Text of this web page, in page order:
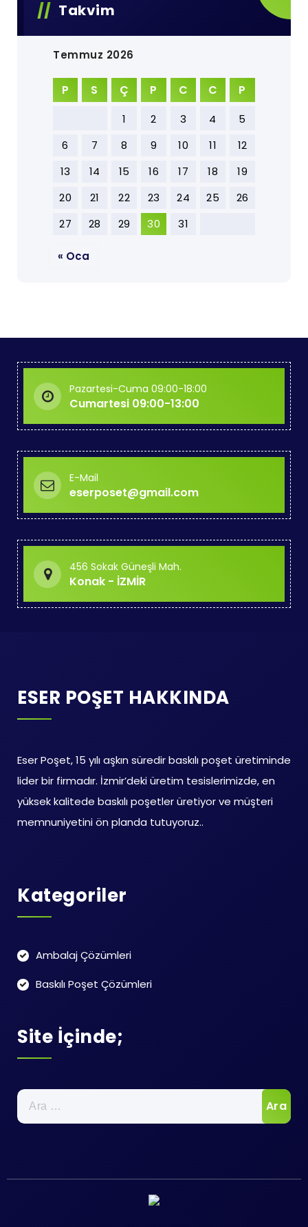
Takvim
Temmuz 2026
P S Ç P C C P
1 2 3 4
5
6
7 8 9 10 11
12
13
14 15 16 17 18
19
20
21 22 23 24 25
26
27
28 29 30 31
« Oca
Pazartesi-Cuma 09:00-18:00
Cumartesi 09:00-13:00
E-Mail
eserposet@gmail.com
456 Sokak Güneşli Mah.
Konak - İZMİR
ESER POŞET HAKKINDA
Eser Poşet, 15 yılı aşkın süredir baskılı poşet üretiminde
lider bir firmadır. İzmir’deki üretim tesislerimizde, en
yüksek kalitede baskılı poşetler üretiyor ve müşteri
memnuniyetini ön planda tutuyoruz..
Kategoriler
Ambalaj Çözümleri
Baskılı Poşet Çözümleri
Site İçinde;
Arama: